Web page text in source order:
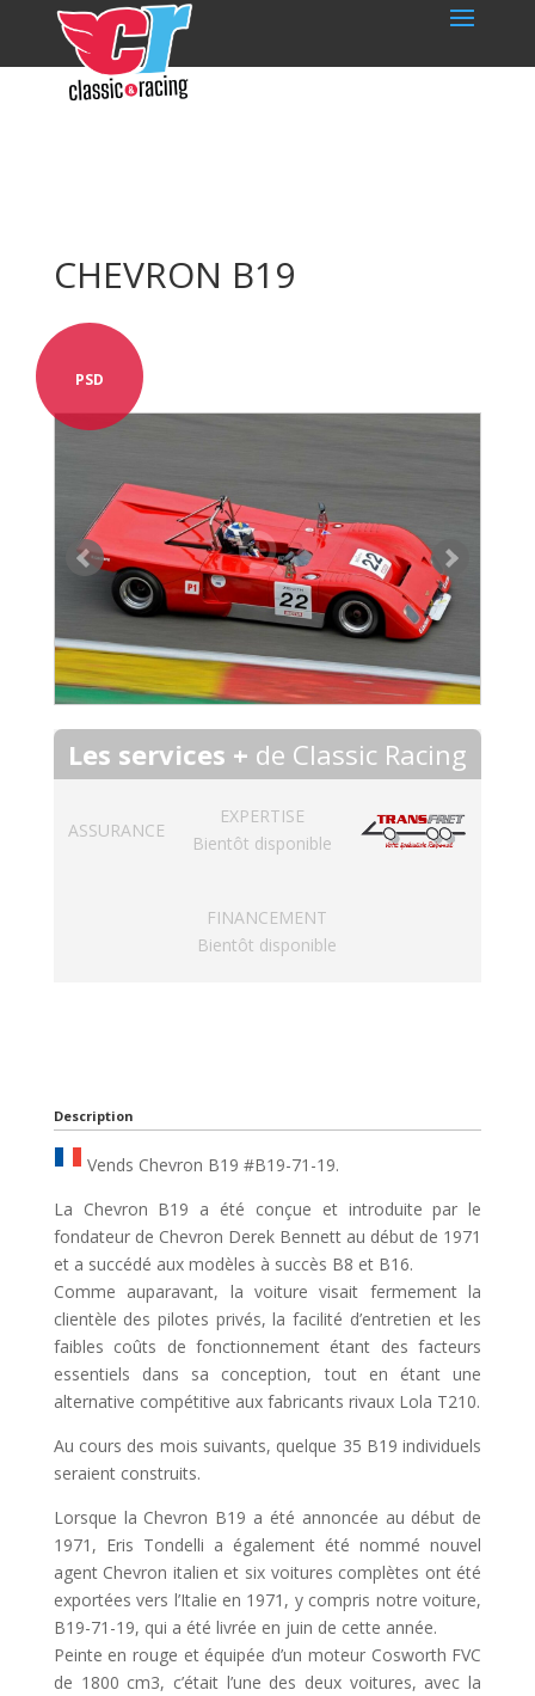
CHEVRON B19
PSD
Les services + de Classic Racing
ASSURANCE
EXPERTISE
Bientôt disponible
FINANCEMENT
Bientôt disponible
Description
Vends Chevron B19 #B19-71-19.
La Chevron B19 a été conçue et introduite par le
fondateur de Chevron Derek Bennett au début de 1971
et a succédé aux modèles à succès B8 et B16.
Comme auparavant, la voiture visait fermement la
clientèle des pilotes privés, la facilité d’entretien et les
faibles coûts de fonctionnement étant des facteurs
essentiels dans sa conception, tout en étant une
alternative compétitive aux fabricants rivaux Lola T210.
Au cours des mois suivants, quelque 35 B19 individuels
seraient construits.
Lorsque la Chevron B19 a été annoncée au début de
1971, Eris Tondelli a également été nommé nouvel
agent Chevron italien et six voitures complètes ont été
exportées vers l’Italie en 1971, y compris notre voiture,
B19-71-19, qui a été livrée en juin de cette année.
Peinte en rouge et équipée d’un moteur Cosworth FVC
de 1800 cm3, c’était l’une des deux voitures, avec la